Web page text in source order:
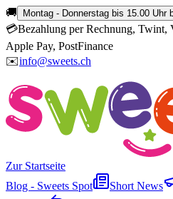
🚚 Montag - Donnerstag bis 15.00 Uhr
💳Bezahlung per Rechnung, Twint,
Apple Pay, PostFinance
✉️info@sweets.ch
Zur Startseite
Blog - Sweets Spot
Short News